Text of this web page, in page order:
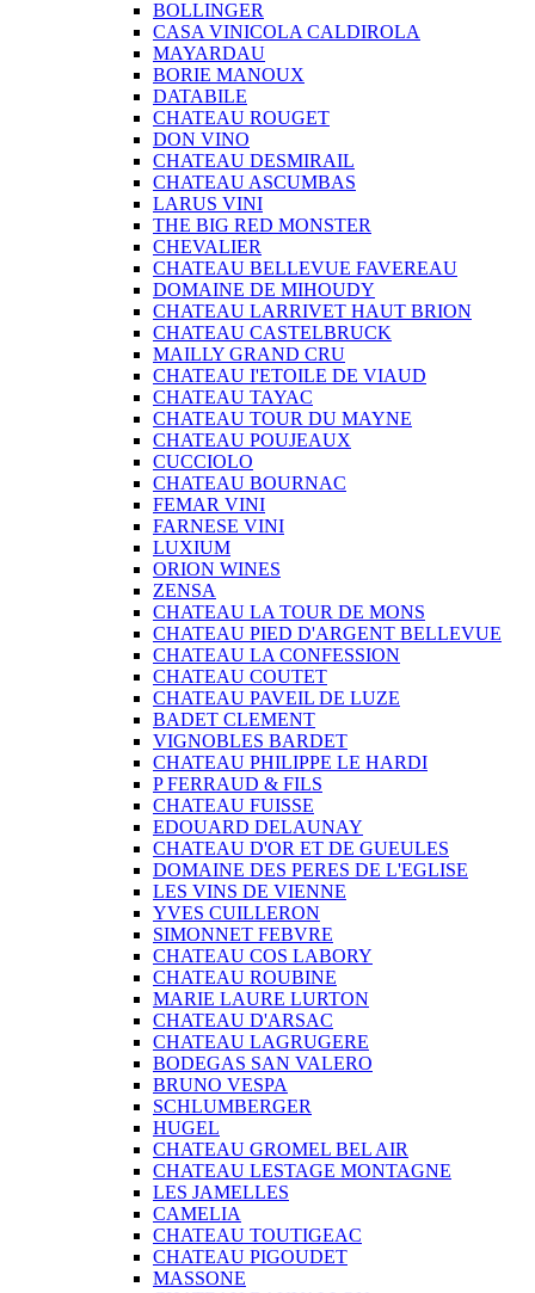
BOLLINGER
CASA VINICOLA CALDIROLA
MAYARDAU
BORIE MANOUX
DATABILE
CHATEAU ROUGET
DON VINO
CHATEAU DESMIRAIL
CHATEAU ASCUMBAS
LARUS VINI
THE BIG RED MONSTER
CHEVALIER
CHATEAU BELLEVUE FAVEREAU
DOMAINE DE MIHOUDY
CHATEAU LARRIVET HAUT BRION
CHATEAU CASTELBRUCK
MAILLY GRAND CRU
CHATEAU I'ETOILE DE VIAUD
CHATEAU TAYAC
CHATEAU TOUR DU MAYNE
CHATEAU POUJEAUX
CUCCIOLO
CHATEAU BOURNAC
FEMAR VINI
FARNESE VINI
LUXIUM
ORION WINES
ZENSA
CHATEAU LA TOUR DE MONS
CHATEAU PIED D'ARGENT BELLEVUE
CHATEAU LA CONFESSION
CHATEAU COUTET
CHATEAU PAVEIL DE LUZE
BADET CLEMENT
VIGNOBLES BARDET
CHATEAU PHILIPPE LE HARDI
P FERRAUD & FILS
CHATEAU FUISSE
EDOUARD DELAUNAY
CHATEAU D'OR ET DE GUEULES
DOMAINE DES PERES DE L'EGLISE
LES VINS DE VIENNE
YVES CUILLERON
SIMONNET FEBVRE
CHATEAU COS LABORY
CHATEAU ROUBINE
MARIE LAURE LURTON
CHATEAU D'ARSAC
CHATEAU LAGRUGERE
BODEGAS SAN VALERO
BRUNO VESPA
SCHLUMBERGER
HUGEL
CHATEAU GROMEL BEL AIR
CHATEAU LESTAGE MONTAGNE
LES JAMELLES
CAMELIA
CHATEAU TOUTIGEAC
CHATEAU PIGOUDET
MASSONE